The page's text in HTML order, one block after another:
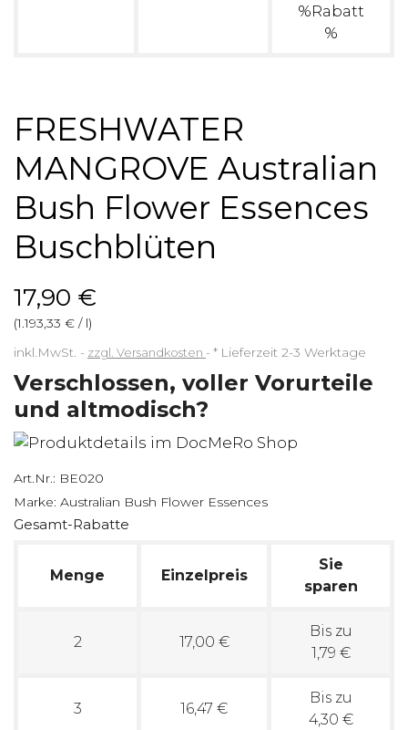
%Rabatt
%
FRESHWATER
MANGROVE Australian
Bush Flower Essences
Buschblüten
17,90 €
(1.193,33 € / l)
inkl.MwSt.
zzgl. Versandkosten * Lieferzeit 2-3 Werktage
Verschlossen, voller Vorurteile
und altmodisch?
Art.Nr.: BE020
Marke: Australian Bush Flower Essences
Gesamt-Rabatte
Menge Einzelpreis
Sie
sparen
2 17,00 €
Bis zu
1,79 €
3 16,47 €
Bis zu
4,30 €